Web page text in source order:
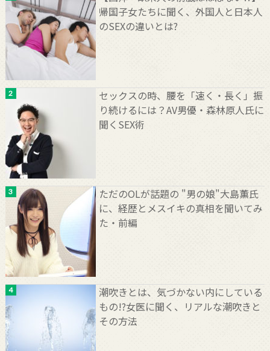
帰国子女たちに聞く、外国人と日本人
のSEXの違いとは?
セックスの時、腰を「速く・長く」振
り続けるには？AV男優・森林原人氏に
聞くSEX術
ただのOLが話題の "男の娘"大島薫氏
に、経歴とメスイキの真相を聞いてみ
た・前編
潮吹きとは、気づかない内にしている
もの!?女医に聞く、リアルな潮吹きと
その方法